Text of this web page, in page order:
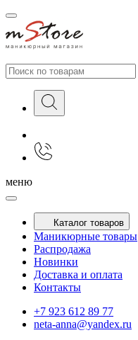
меню
Каталог товаров
Маникюрные товары
Распродажа
Новинки
Доставка и оплата
Контакты
+7 923 612 89 77
neta-anna@yandex.ru